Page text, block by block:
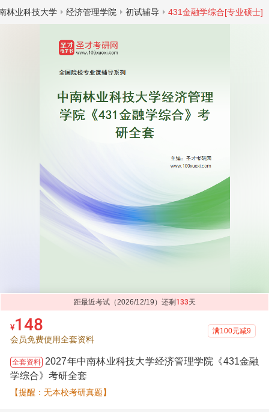
林业科技大学 经济管理学院 初试辅导 431金融学综合[专业硕士]
距最近考试（2026/12/19）还剩 133天
¥148
会员免费使用全套资料
满100元减9
全套资料 2027年中南林业科技大学经济管理学院《431金融
学综合》考研全套
【提醒：无本校考研真题】